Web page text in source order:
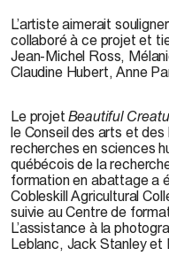
L’artiste aimerait
collaboré à ce projet et
Jean-Michel Ross,
Claudine Hubert, Anne
Le projetBeautiful
le Conseil des arts et
recherches en sciences
québécois de la
formation en abattage a
Cobleskill Agricultural
suivie au Centre de
L’assistance à la
Leblanc, Jack Stanley et